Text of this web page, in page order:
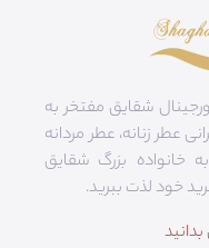
شقایق مفتخر به
عطر زنانه، عطر مردانه
خانواده بزرگ شقایق
خود لذت ببرید.